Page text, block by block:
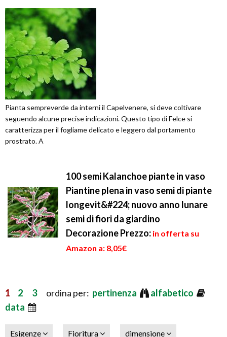
Pianta sempreverde da interni il Capelvenere, si deve coltivare
seguendo alcune precise indicazioni. Questo tipo di Felce si
caratterizza per il fogliame delicato e leggero dal portamento
prostrato. A
100 semi Kalanchoe piante in vaso
Piantine plena in vaso semi di piante
longevit&#224; nuovo anno lunare
semi di fiori da giardino
DecorazionePrezzo: in offerta su
Amazon a: 8,05€
1 2 3ordina per: pertinenza
alfabetico
data
Esigenze Fioritura
dimensione